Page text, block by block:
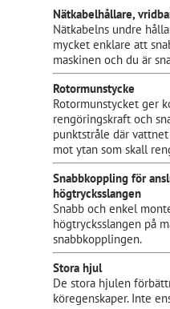
Nätkabelhållare,
Nätkabelns undre
mycket enklare att
maskinen och du är
Rotormunstycke
Rotormunstycket ger
rengöringskraft och
punktstråle där
mot ytan som skall
Snabbkoppling för
högtrycksslangen
Snabb och enkel
högtrycksslangen på
snabbkopplingen.
Stora hjul
De stora hjulen
köregenskaper. Inte